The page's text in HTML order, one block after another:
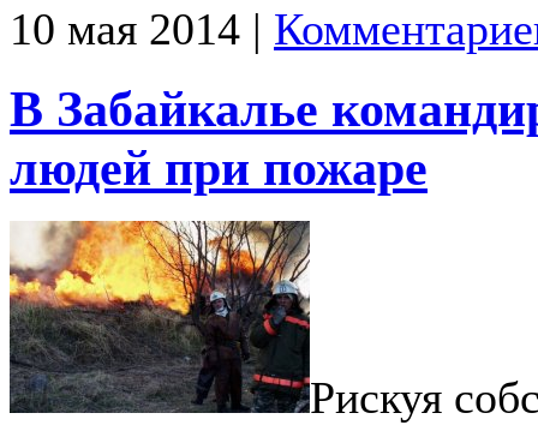
10 мая 2014 |
В Забайкалье
людей при пожаре
Рискуя